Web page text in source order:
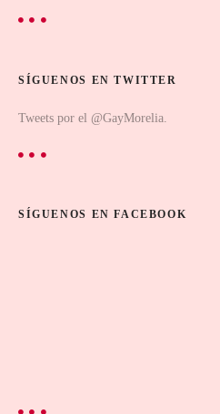
SÍGUENOS EN TWITTER
Tweets por el @GayMorelia.
SÍGUENOS EN FACEBOOK